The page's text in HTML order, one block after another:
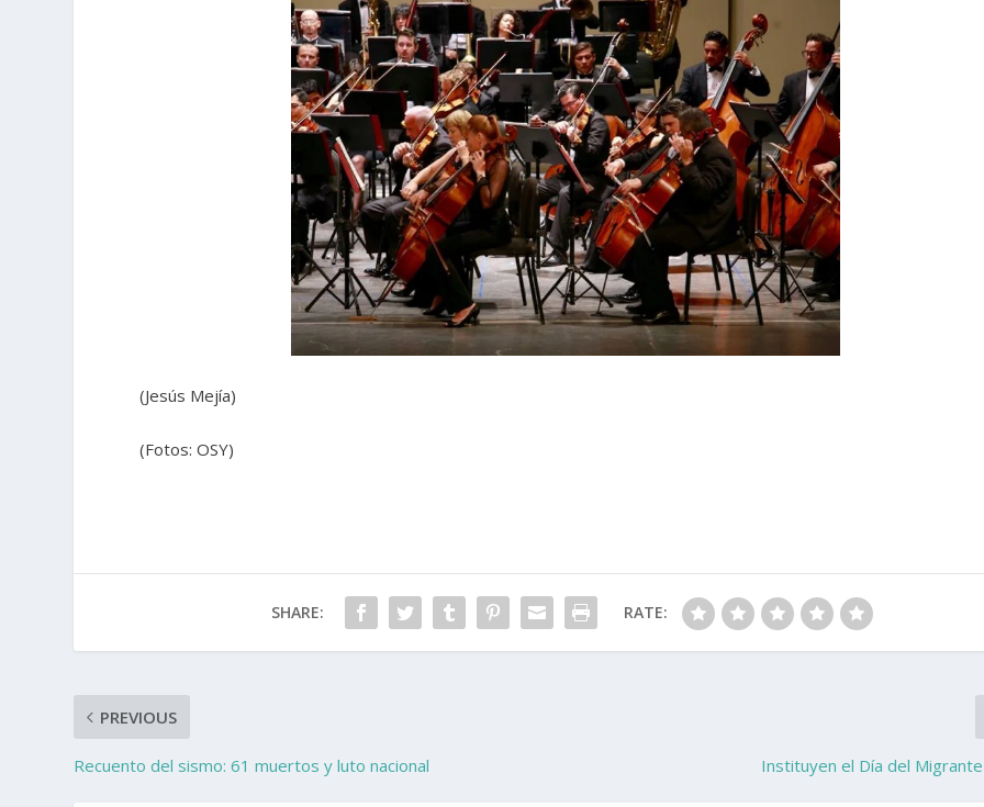
(Jesús Mejía)
(Fotos: OSY)
SHARE: RATE:
PREVIOUS
Recuento del sismo: 61 muertos y luto nacional Instituyen el Día del